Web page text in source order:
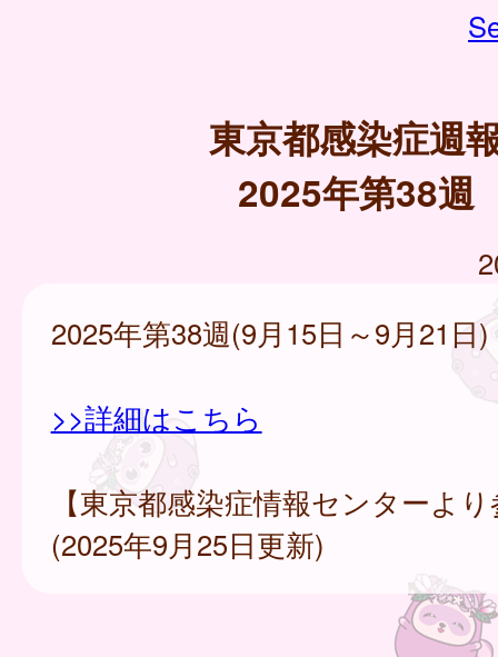
東京都感染症週
2025年第38週
2025年第38週(9月15日～9月21日)
>>詳細はこちら
【東京都感染症情報センターよ
(2025年9月25日更新)